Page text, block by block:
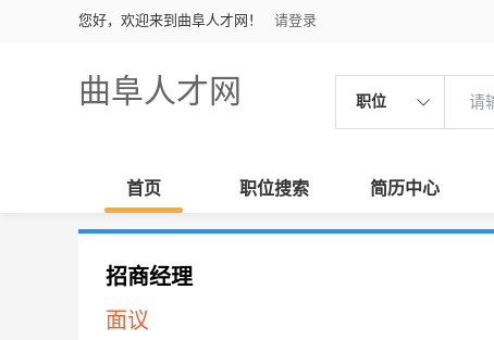
您好，欢迎来到曲阜人才网！ 请登录
曲阜人才网 职位
首页 职位搜索 简历中心
招商经理
面议